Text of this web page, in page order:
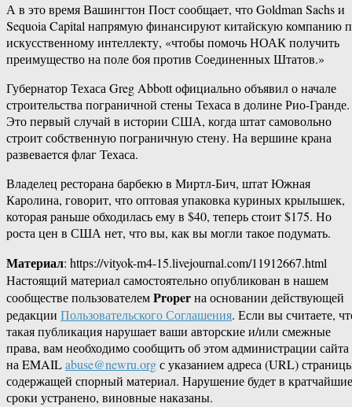
А в это время Вашингтон Пост сообщает, что Goldman Sachs и
Sequoia Capital напрямую финансируют китайскую компанию
искусственному интеллекту, «чтобы помочь НОАК получить
преимущество на поле боя против Соединенных Штатов.»
Губернатор Техаса Greg Abbott официально объявил о начале
строительства пограничной стены Техаса в долине Рио-Гранде.
Это первый случай в истории США, когда штат самовольно
строит собственную пограничную стену. На вершине крана
развевается флаг Техаса.
Владелец ресторана барбекю в Миртл-Бич, штат Южная
Каролина, говорит, что оптовая упаковка куриных крылышек,
которая раньше обходилась ему в $40, теперь стоит $175. Но
роста цен в США нет, что вы, как вы могли такое подумать.
Материал: https://vityok-m4-15.livejournal.com/11912667.html
Настоящий материал самостоятельно опубликован в нашем
сообществе пользователемProperна основании действующей
редакции Пользовательского Соглашения. Если вы считаете,
такая публикация нарушает ваши авторские и/или смежные
права, вам необходимо сообщить об этом администрации сайта
на EMAILabuse@newru.orgс указанием адреса (URL)
содержащей спорный материал. Нарушение будет в кратчайшие
сроки устранено, виновные наказаны.